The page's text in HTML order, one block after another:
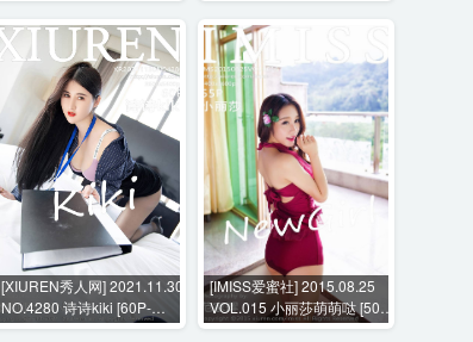
[XIUREN秀人网] 2021.11.30
NO.4280 诗诗kiki [60P-
552MB]
[IMISS爱蜜社] 2015.08.25
VOL.015 小丽莎萌萌哒 [50P-
145MB]